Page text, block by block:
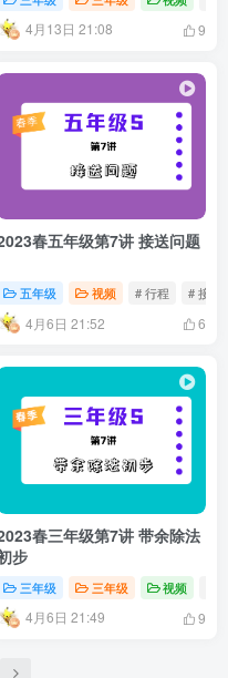
4月13日 21:08 9
春五年级第7讲 接送问题
五年级 视频 # 行程 # 接送
4月6日 21:52 6
春三年级第7讲 带余除法
步
三年级 三年级 视频
4月6日 21:49 9